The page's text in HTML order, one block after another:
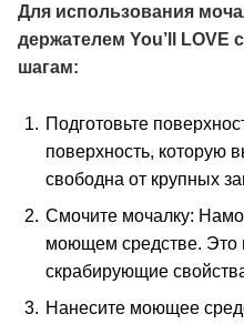
Для использования
держателем You’ll LOVE
шагам:
Подготовьте
поверхность, которую
свободна от крупных
Смочите мочалку:
моющем средстве. Это
скрабирующие
Нанесите моющее